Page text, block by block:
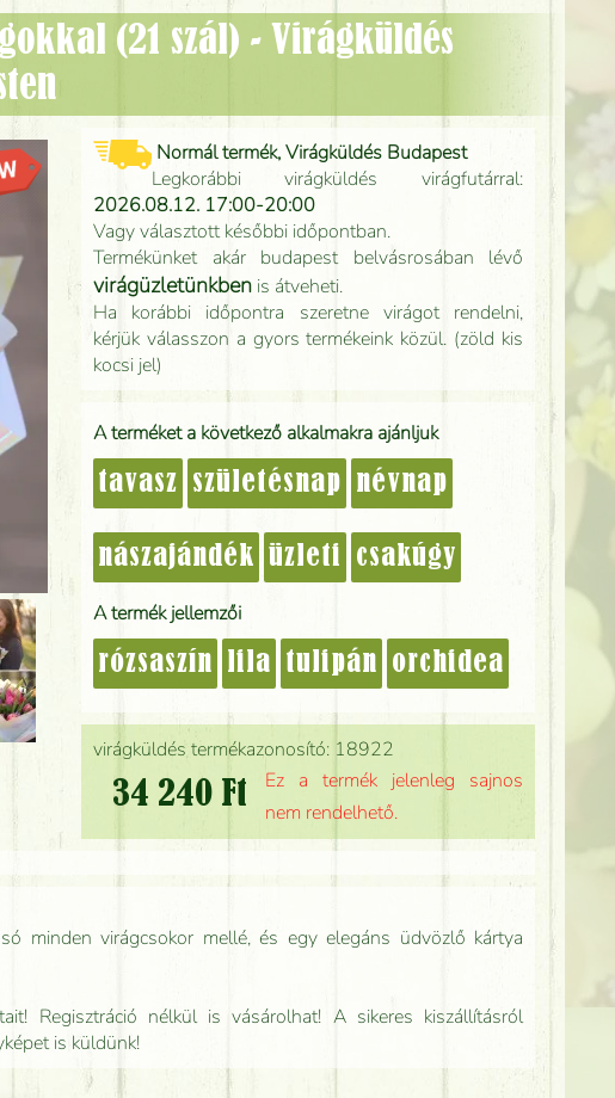
virágküldés termékazonosító: 18922
34 240 Ft
Ez a termék jelenleg sajnos
nem rendelhető.
Normál termék, Virágküldés Budapest
Legkorábbi virágküldés virágfutárral:
2026.08.12. 17:00-20:00
Vagy választott későbbi időpontban.
Termékünket akár budapest belvásrosában lévő
virágüzletünkben is átveheti.
Ha korábbi időpontra szeretne virágot rendelni,
kérjük válasszon a gyors termékeink közül. (zöld kis
kocsi jel)
A terméket a következő alkalmakra ajánljuk
tavasz születésnap névnap
nászajándék üzleti csakúgy
A termék jellemzői
rózsaszín lila tulipán orchidea
minden virágcsokor mellé, és egy elegáns üdvözlő kártya
Regisztráció nélkül is vásárolhat! A sikeres kiszállításról
is küldünk!